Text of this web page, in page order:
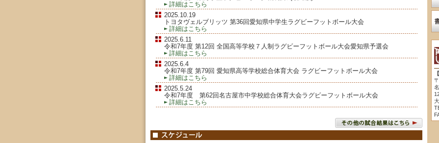
詳細はこちら
2025.10.19
トヨタヴェルブリッツ 第36回愛知県中学生ラグビーフットボール大会
詳細はこちら
2025.6.11
令和7年度 第12回 全国高等学校７人制ラグビーフットボール大会愛知県予選会
詳細はこちら
2025.6.4
令和7年度 第79回 愛知県高等学校総合体育大会 ラグビーフットボール大会
詳細はこちら
2025.5.24
令和7年度 第62回名古屋市中学校総合体育大会ラグビーフットボール大会
詳細はこちら